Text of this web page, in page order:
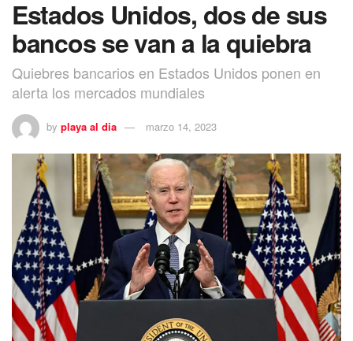
Estados Unidos, dos de sus
bancos se van a la quiebra
Quiebres bancarios en Estados Unidos ponen en
alerta los mercados mundiales
by playa al dia marzo 14, 2023